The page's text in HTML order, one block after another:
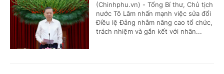
(Chinhphu.vn) - Tổng Bí thư, Chủ tịch
nước Tô Lâm nhấn mạnh việc sửa đổi
Điều lệ Đảng nhằm nâng cao tổ chức,
trách nhiệm và gắn kết với nhân...